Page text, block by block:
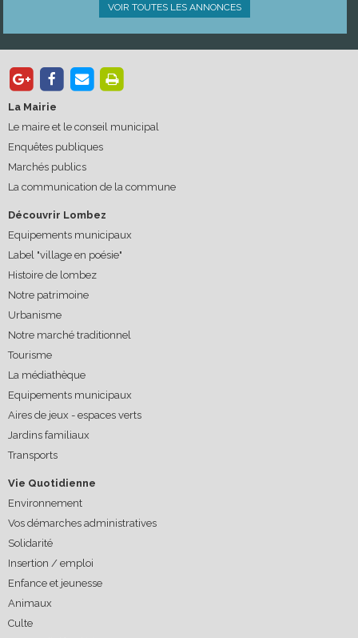
VOIR TOUTES LES ANNONCES
La Mairie
Le maire et le conseil municipal
Enquêtes publiques
Marchés publics
La communication de la commune
Découvrir Lombez
Equipements municipaux
Label "village en poésie"
Histoire de lombez
Notre patrimoine
Urbanisme
Notre marché traditionnel
Tourisme
La médiathèque
Equipements municipaux
Aires de jeux - espaces verts
Jardins familiaux
Transports
Vie Quotidienne
Environnement
Vos démarches administratives
Solidarité
Insertion / emploi
Enfance et jeunesse
Animaux
Culte